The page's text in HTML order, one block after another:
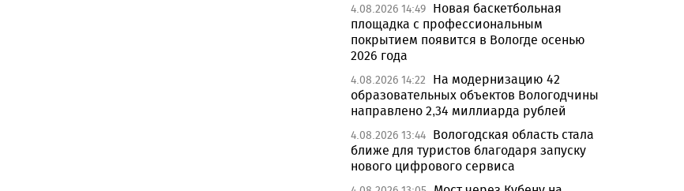
4.08.2026 14:49 Новая баскетбольная
площадка с профессиональным
покрытием появится в Вологде осенью
2026 года
4.08.2026 14:22
На модернизацию 42
образовательных объектов Вологодчины
направлено 2,34 миллиарда рублей
4.08.2026 13:44 Вологодская область стала
ближе для туристов благодаря запуску
нового цифрового сервиса